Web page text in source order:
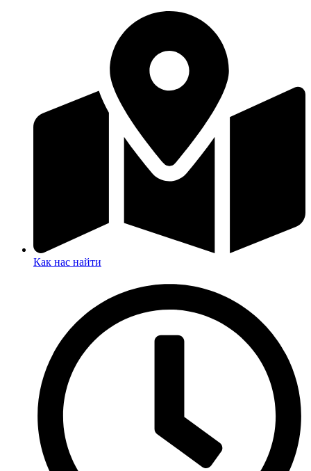
Как нас найти